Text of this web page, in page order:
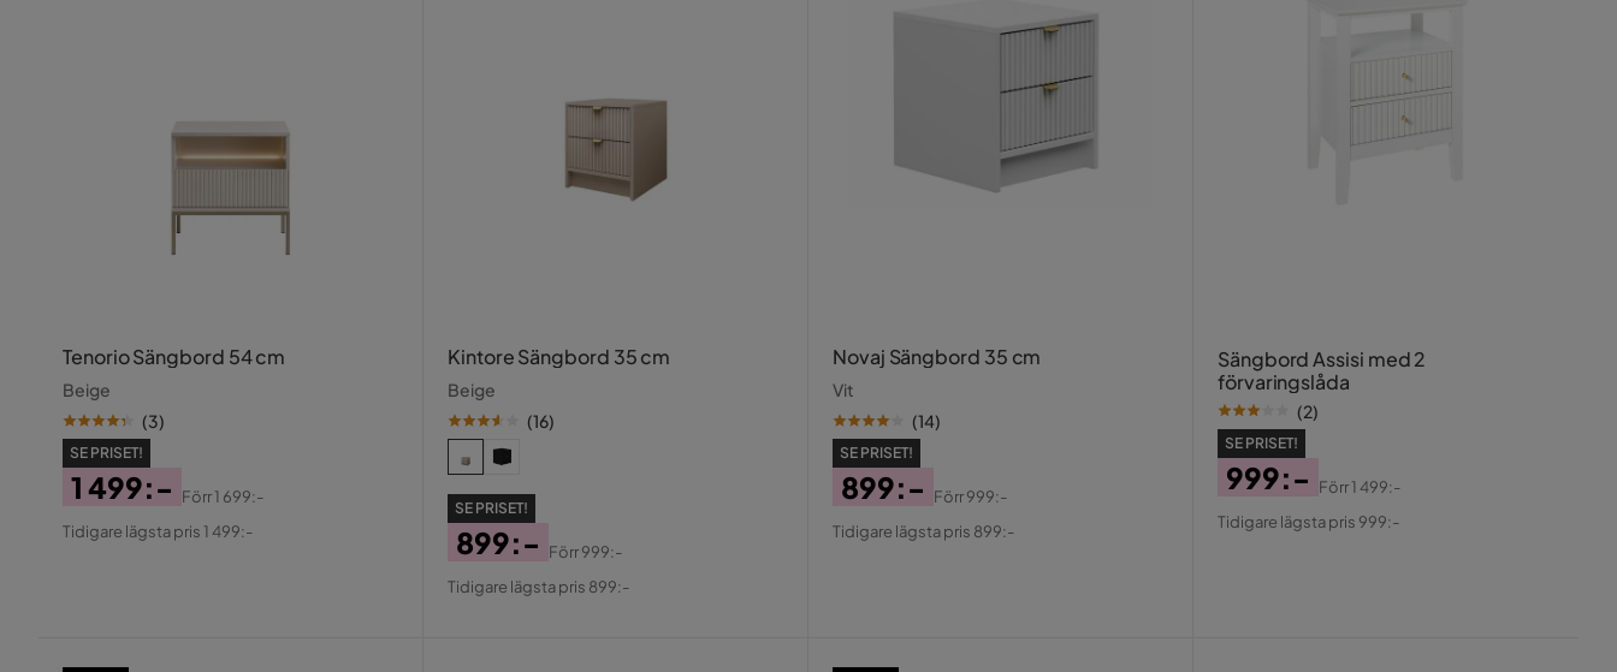
Tenorio Sängbord 54 cm
Beige
(3)
SE PRISET!
Pris
1 499:-
Original
Förr1 699:-
Tidigare lägsta pris 1 499:-
Kintore Sängbord 35 cm
Beige
(16)
SE PRISET!
Pris
899:-
Original
Förr999:-
Tidigare lägsta pris 899:-
Novaj Sängbord 35 cm
Vit
(14)
SE PRISET!
Pris
899:-
Original
Förr999:-
Tidigare lägsta pris 899:-
Sängbord Assisi med 2
förvaringslåda
(2)
SE PRISET!
Pris
999:-
Original
Förr1 499:-
Tidigare lägsta pris 999:-